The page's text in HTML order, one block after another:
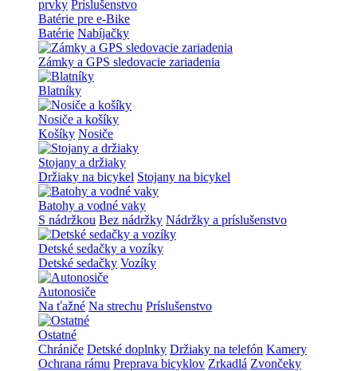
prvky Príslušenstvo
Batérie pre e-Bike
Batérie Nabíjačky
Zámky a GPS sledovacie zariadenia
Blatníky
Nosiče a košíky
Košíky Nosiče
Stojany a držiaky
Držiaky na bicykel Stojany na bicykel
Batohy a vodné vaky
S nádržkou Bez nádržky Nádržky a príslušenstvo
Detské sedačky a vozíky
Detské sedačky Vozíky
Autonosiče
Na ťažné Na strechu Príslušenstvo
Ostatné
Chrániče Detské doplnky Držiaky na telefón Kamery
Ochrana rámu Preprava bicyklov Zrkadlá Zvončeky